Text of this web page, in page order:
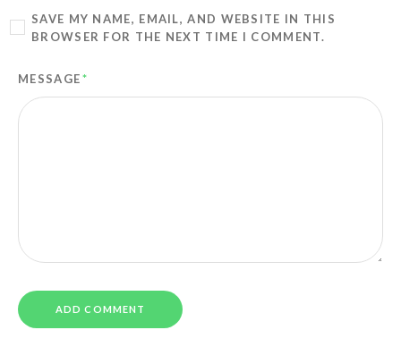
SAVE MY NAME, EMAIL, AND WEBSITE IN THIS
BROWSER FOR THE NEXT TIME I COMMENT.
MESSAGE*